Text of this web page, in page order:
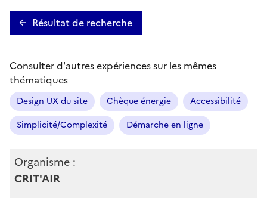
Résultat de recherche
Consulter d'autres expériences sur les mêmes
thématiques
Design UX du site Chèque énergie
Accessibilité
Simplicité/Complexité
Démarche en ligne
Organisme :
CRIT'AIR